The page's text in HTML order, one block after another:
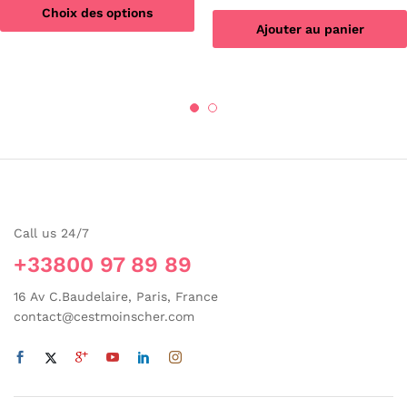
Choix des options
options
sur
du
produit
Ajouter au panier
Call us 24/7
+33800 97 89 89
16 Av C.Baudelaire, Paris, France
contact@cestmoinscher.com